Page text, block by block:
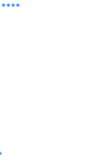
****